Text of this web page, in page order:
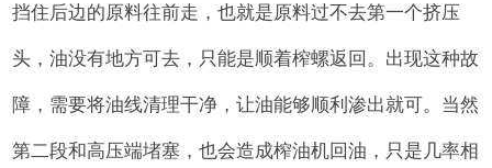
挡住后边的原料往前走，也就是原料过不去第一个挤压
头，油没有地方可去，只能是顺着榨螺返回。出现这种故
障，需要将油线清理干净，让油能够顺利渗出就可。当然
第二段和高压端堵塞，也会造成榨油机回油，只是几率相